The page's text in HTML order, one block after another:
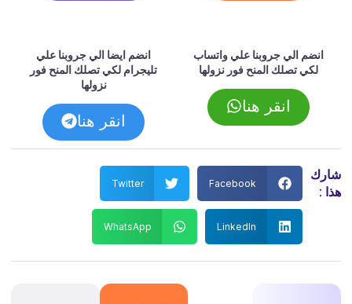
انضم الي جروبنا علي واتساب
لكي تصلك المنح فور نزولها
انقر هنا
انضم ايضا الي جروبنا علي
تليجرام لكي تصلك المنح فور
نزولها
انقر هنا
شارك
هذا :
Facebook
Twitter
LinkedIn
WhatsApp